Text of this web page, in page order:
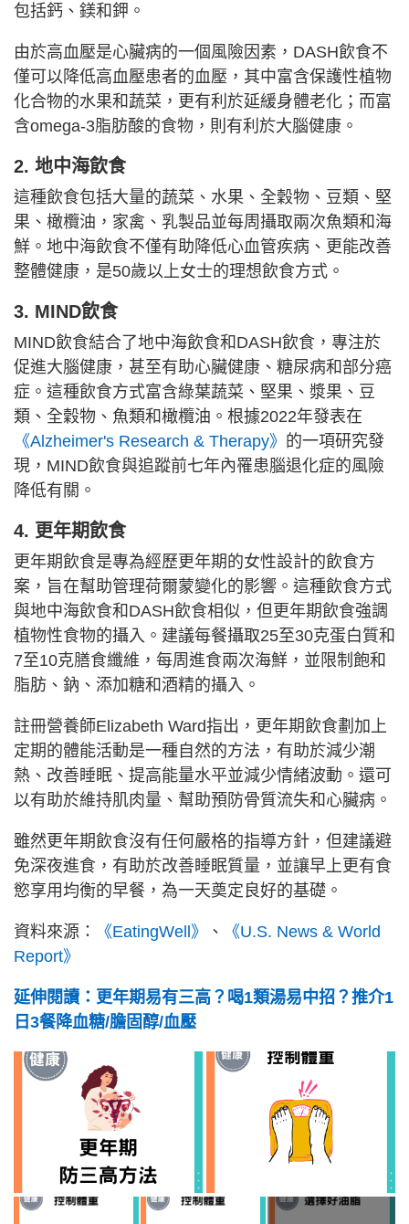
包括鈣、鎂和鉀。
由於高血壓是心臟病的一個風險因素，DASH飲食不
僅可以降低高血壓患者的血壓，其中富含保護性植物
化合物的水果和蔬菜，更有利於延緩身體老化；而富
含omega-3脂肪酸的食物，則有利於大腦健康。
2. 地中海飲食
這種飲食包括大量的蔬菜、水果、全穀物、豆類、堅
果、橄欖油，家禽、乳製品並每周攝取兩次魚類和海
鮮。地中海飲食不僅有助降低心血管疾病、更能改善
整體健康，是50歲以上女士的理想飲食方式。
3. MIND飲食
MIND飲食結合了地中海飲食和DASH飲食，專注於
促進大腦健康，甚至有助心臟健康、糖尿病和部分癌
症。這種飲食方式富含綠葉蔬菜、堅果、漿果、豆
類、全穀物、魚類和橄欖油。根據2022年發表在
《Alzheimer's Research & Therapy》 的一項研究發
現，MIND飲食與追蹤前七年內罹患腦退化症的風險
降低有關。
4. 更年期飲食
更年期飲食是專為經歷更年期的女性設計的飲食方
案，旨在幫助管理荷爾蒙變化的影響。這種飲食方式
與地中海飲食和DASH飲食相似，但更年期飲食強調
植物性食物的攝入。建議每餐攝取25至30克蛋白質和
7至10克膳食纖維，每周進食兩次海鮮，並限制飽和
脂肪、鈉、添加糖和酒精的攝入。
註冊營養師Elizabeth Ward指出，更年期飲食劃加上
定期的體能活動是一種自然的方法，有助於減少潮
熱、改善睡眠、提高能量水平並減少情緒波動。還可
以有助於維持肌肉量、幫助預防骨質流失和心臟病。
雖然更年期飲食沒有任何嚴格的指導方針，但建議避
免深夜進食，有助於改善睡眠質量，並讓早上更有食
慾享用均衡的早餐，為一天奠定良好的基礎。
資料來源： 《EatingWell》 、
《U.S. News & World
Report》
延伸閱讀：更年期易有三高？喝1類湯易中招？推介1
日3餐降血糖/膽固醇/血壓